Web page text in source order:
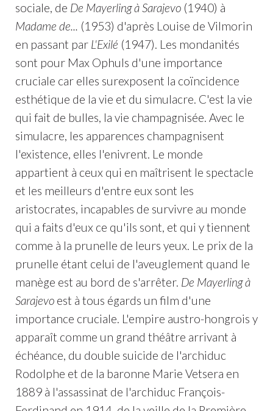
sociale, de De Mayerling à Sarajevo(1940) à
Madame de... (1953) d'après Louise de Vilmorin
en passant par L'Exilé (1947). Les mondanités
sont pour Max Ophuls d'une importance
cruciale car elles surexposent la coïncidence
esthétique de la vie et du simulacre. C'est la vie
qui fait de bulles, la vie champagnisée. Avec le
simulacre, les apparences champagnisent
l'existence, elles l'enivrent. Le monde
appartient à ceux qui en maîtrisent le spectacle
et les meilleurs d'entre eux sont les
aristocrates, incapables de survivre au monde
qui a faits d'eux ce qu'ils sont, et qui y tiennent
comme à la prunelle de leurs yeux. Le prix de la
prunelle étant celui de l'aveuglement quand le
manège est au bord de s'arrêter. De Mayerling à
Sarajevo est à tous égards un film d'une
importance cruciale. L'empire austro-hongrois y
apparaît comme un grand théâtre arrivant à
échéance, du double suicide de l'archiduc
Rodolphe et de la baronne Marie Vetsera en
1889 à l'assassinat de l'archiduc François-